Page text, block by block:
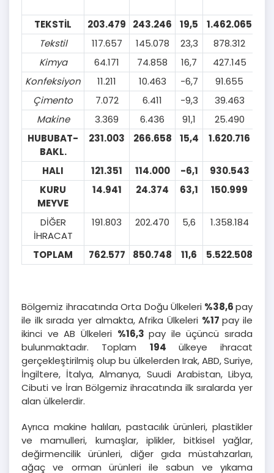
TEKSTİL 203.479 243.246 19,5 1.462.065
Tekstil
117.657 145.078 23,3 878.312
Kimya
64.171 74.858 16,7 427.145
Konfeksiyon
11.211 10.463 -6,7 91.655
Çimento
7.072 6.411 -9,3 39.463
Makine
3.369 6.436 91,1 25.490
HUBUBAT-
BAKL.
231.003 266.658 15,4 1.620.716
HALI 121.351 114.000 -6,1 930.543
KURU
MEYVE
14.941 24.374 63,1 150.999
DİĞER
İHRACAT
191.803 202.470 5,6 1.358.184
TOPLAM 762.577 850.748 11,6 5.522.508
Bölgemiz ihracatında Orta Doğu Ülkeleri %38,6pay
ile ilk sırada yer almakta, Afrika Ülkeleri %17pay ile
ikinci ve AB Ülkeleri %16,3pay ile üçüncü sırada
bulunmaktadır. Toplam 194 ülkeye ihracat
gerçekleştirilmiş olup bu ülkelerden Irak, ABD, Suriye,
İngiltere, İtalya, Almanya, Suudi Arabistan, Libya,
Cibuti ve İran Bölgemiz ihracatında ilk sıralarda yer
alan ülkelerdir.
Ayrıca makine halıları, pastacılık ürünleri, plastikler
ve mamulleri, kumaşlar, iplikler, bitkisel yağlar,
değirmencilik ürünleri, diğer gıda müstahzarları,
ağaç ve orman ürünleri ile sabun ve yıkama